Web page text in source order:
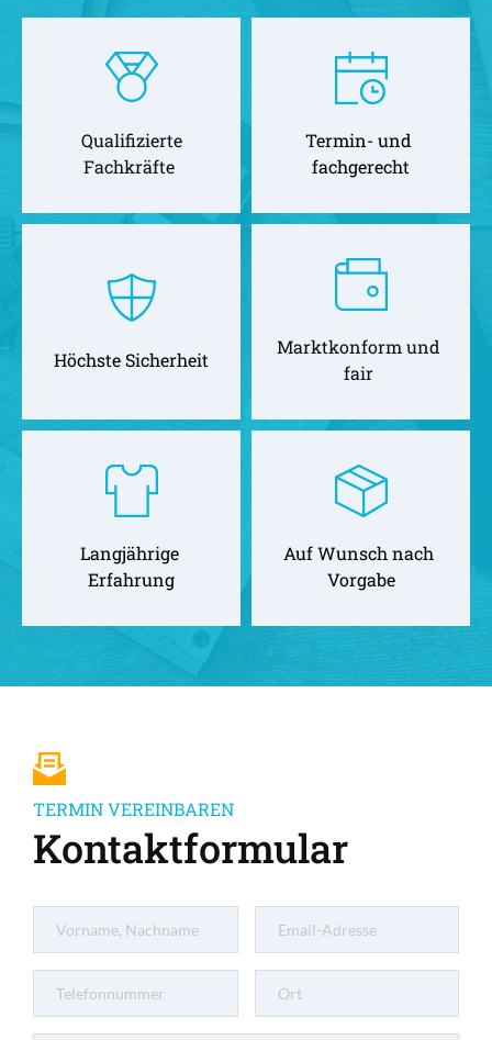
Qualifizierte
Fachkräfte
Termin- und
fachgerecht
Höchste Sicherheit
Marktkonform und
fair
Langjährige
Erfahrung
Auf Wunsch nach
Vorgabe
TERMIN VEREINBAREN
Kontaktformular